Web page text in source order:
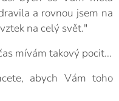
a rovnou jsem na
na celý svět."
mívám takový pocit...
abych Vám toho